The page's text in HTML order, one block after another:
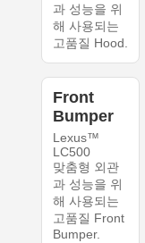
과 성능을 위
해 사용되는
고품질 Hood.
Front
Bumper
Lexus™
LC500
맞춤형 외관
과 성능을 위
해 사용되는
고품질 Front
Bumper.